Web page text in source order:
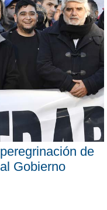
de
Gobierno